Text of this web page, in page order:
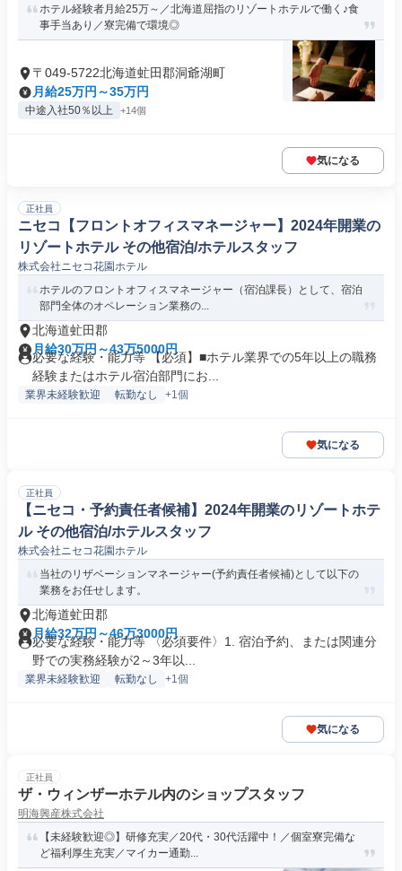
ホテル経験者月給25万～／北海道屈指のリゾートホテルで働く♪食
事手当あり／寮完備で環境◎
〒049-5722北海道虻田郡洞爺湖町
月給25万円～35万円
中途入社50％以上 +14個
気になる
正社員
ニセコ【フロントオフィスマネージャー】2024年開業の
リゾートホテル その他宿泊/ホテルスタッフ
株式会社ニセコ花園ホテル
ホテルのフロントオフィスマネージャー（宿泊課長）として、宿泊
部門全体のオペレーション業務の...
北海道虻田郡
月給30万円～43万5000円
必要な経験・能力等 【必須】■ホテル業界での5年以上の職務
経験またはホテル宿泊部門にお...
業界未経験歓迎 転勤なし +1個
気になる
正社員
【ニセコ・予約責任者候補】2024年開業のリゾートホテ
ル その他宿泊/ホテルスタッフ
株式会社ニセコ花園ホテル
当社のリザベーションマネージャー(予約責任者候補)として以下の
業務をお任せします。
北海道虻田郡
月給32万円～46万3000円
必要な経験・能力等 〈必須要件〉1. 宿泊予約、または関連分
野での実務経験が2～3年以...
業界未経験歓迎 転勤なし +1個
気になる
正社員
ザ・ウィンザーホテル内のショップスタッフ
明海興産株式会社
【未経験歓迎◎】研修充実／20代・30代活躍中！／個室寮完備な
ど福利厚生充実／マイカー通勤...